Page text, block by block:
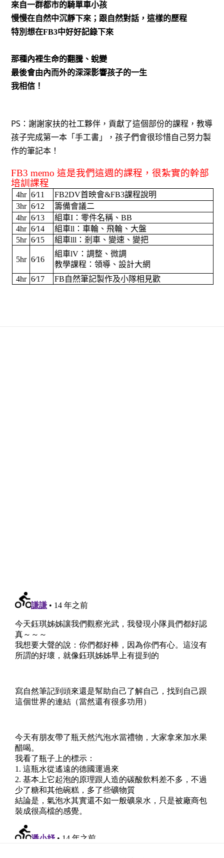
來自一群都市的騎單車小孩
慢慢在自然中沉靜下來；跟自然對話，這樣的歷程
特別想在FB3中好好記錄下來
那種內裡生命的翻騰、蛻變
最後會由內而外的深深影響孩子的一生
我相信！
PS：謝謝家扶的社工夥伴，貢獻了這個部份的課程，教導
孩子完成第一本「手工書」，孩子們會很珍惜自己努力製
作的筆記本！
FB3 memo這是我們這週的課程，很紮實的幹部
培訓課程
4hr 6∕11 FB2DV首映會&FB3課程說明
3hr 6∕12
籌備會議二
4hr 6∕13 組車I ：零件名稱、BB
4hr 6∕14 組車ll ：車輪、飛輪、大盤
5hr 6∕15 組車lll ：剎車、變速、變把
5hr 6∕16
組車lV ：調整、微調
教學課程：領導、設計大網
4hr 6∕17 FB自然筆記製作及小隊相見歡